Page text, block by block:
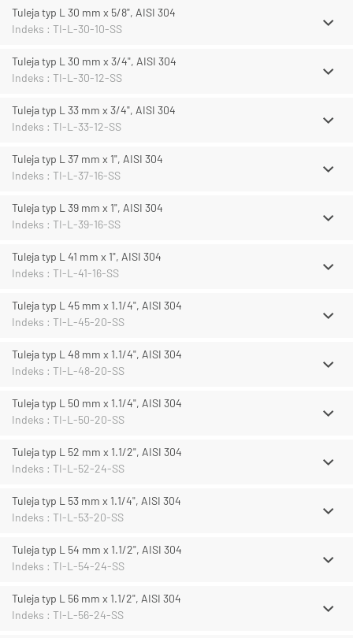
Tuleja typ L 30 mm x 5/8", AISI 304
Indeks : TI-L-30-10-SS
Tuleja typ L 30 mm x 3/4", AISI 304
Indeks : TI-L-30-12-SS
Tuleja typ L 33 mm x 3/4", AISI 304
Indeks : TI-L-33-12-SS
Tuleja typ L 37 mm x 1", AISI 304
Indeks : TI-L-37-16-SS
Tuleja typ L 39 mm x 1", AISI 304
Indeks : TI-L-39-16-SS
Tuleja typ L 41 mm x 1", AISI 304
Indeks : TI-L-41-16-SS
Tuleja typ L 45 mm x 1.1/4", AISI 304
Indeks : TI-L-45-20-SS
Tuleja typ L 48 mm x 1.1/4", AISI 304
Indeks : TI-L-48-20-SS
Tuleja typ L 50 mm x 1.1/4", AISI 304
Indeks : TI-L-50-20-SS
Tuleja typ L 52 mm x 1.1/2", AISI 304
Indeks : TI-L-52-24-SS
Tuleja typ L 53 mm x 1.1/4", AISI 304
Indeks : TI-L-53-20-SS
Tuleja typ L 54 mm x 1.1/2", AISI 304
Indeks : TI-L-54-24-SS
Tuleja typ L 56 mm x 1.1/2", AISI 304
Indeks : TI-L-56-24-SS